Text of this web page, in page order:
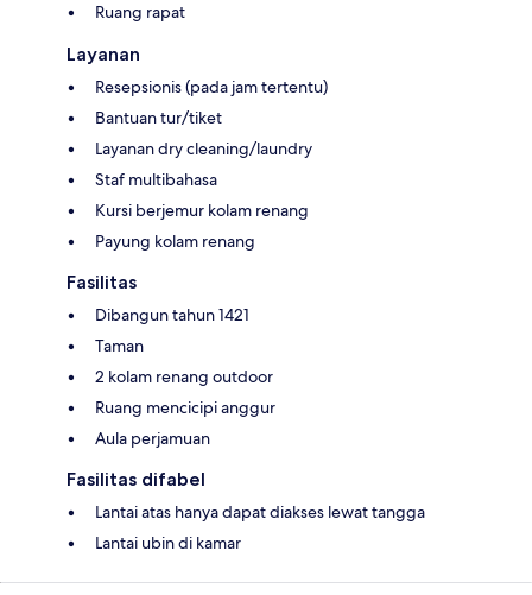
Ruang rapat
Layanan
Resepsionis (pada jam tertentu)
Bantuan tur/tiket
Layanan dry cleaning/laundry
Staf multibahasa
Kursi berjemur kolam renang
Payung kolam renang
Fasilitas
Dibangun tahun 1421
Taman
2 kolam renang outdoor
Ruang mencicipi anggur
Aula perjamuan
Fasilitas difabel
Lantai atas hanya dapat diakses lewat tangga
Lantai ubin di kamar